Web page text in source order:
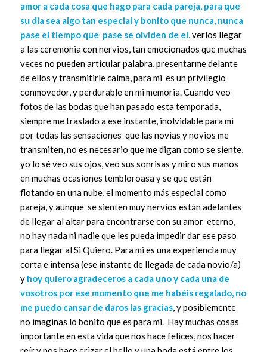
amor a cada cosa que hago para cada pareja, para que
su día sea algo tan especial y bonito que nunca, nunca
pase el tiempo que pase se olviden de el, verlos llegar
a las ceremonia con nervios, tan emocionados que muchas
veces no pueden articular palabra, presentarme delante
de ellos y transmitirle calma, para mi es un privilegio
conmovedor, y perdurable en mi memoria. Cuando veo
fotos de las bodas que han pasado esta temporada,
siempre me traslado a ese instante, inolvidable para mi
por todas las sensaciones que las novias y novios me
transmiten, no es necesario que me digan como se siente,
yo lo sé veo sus ojos, veo sus sonrisas y miro sus manos
en muchas ocasiones tembloroasa y se que están
flotando en una nube, el momento más especial como
pareja, y aunque se sienten muy nervios están adelantes
de llegar al altar para encontrarse con su amor eterno,
no hay nada ni nadie que les pueda impedir dar ese paso
para llegar al Si Quiero. Para mi es una experiencia muy
corta e intensa (ese instante de llegada de cada novio/a)
y hoy quiero agradeceros a cada uno y cada una de
vosotros por ese momento que me habéis regalado, no
me puedo cansar de daros las gracias, y posiblemente
no imaginas lo bonito que es para mi. Hay muchas cosas
importante en esta vida que nos hace felices, nos hacer